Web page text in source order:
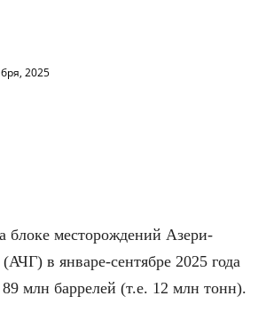
2025
блоке месторождений Азери-
в январе-сентябре 2025 года
89 млн баррелей (т.е. 12 млн тонн).